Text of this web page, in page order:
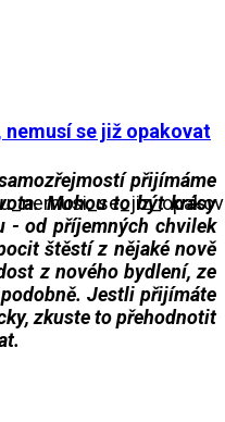
se již opakovat
přijímáme
Mohou to být krásy
- od příjemných chvilek
štěstí z nějaké nově
z nového bydlení, ze
Jestli přijímáte
zkuste to přehodnotit